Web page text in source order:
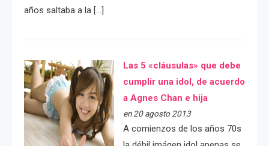
años saltaba a la […]
Las 5 «cláusulas» que debe
cumplir una idol, de acuerdo
a Agnes Chan e hija
en 20 agosto 2013
A comienzos de los años 70s